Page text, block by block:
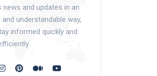
news and updates in an
understandable way,
informed quickly and